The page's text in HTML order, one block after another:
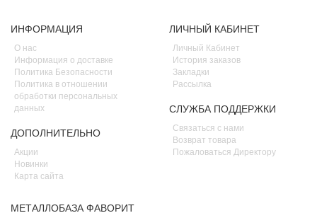
ИНФОРМАЦИЯ
О нас
Информация о доставке
Политика Безопасности
Политика в отношении
обработки персональных
данных
ДОПОЛНИТЕЛЬНО
Акции
Новинки
Карта сайта
ЛИЧНЫЙ КАБИНЕТ
Личный Кабинет
История заказов
Закладки
Рассылка
СЛУЖБА ПОДДЕРЖКИ
Связаться с нами
Возврат товара
Пожаловаться Директору
МЕТАЛЛОБАЗА ФАВОРИТ